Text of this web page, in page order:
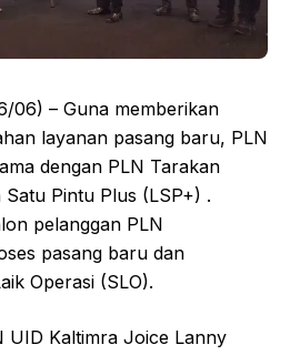
06) – Guna memberikan
layanan pasang baru, PLN
dengan PLN Tarakan
Pintu Plus (LSP+) .
pelanggan PLN
pasang baru dan
Operasi (SLO).
UID Kaltimra Joice Lanny